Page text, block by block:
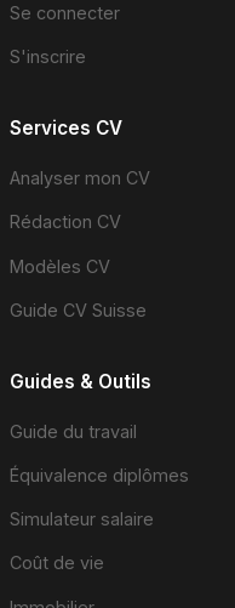
Se connecter
S'inscrire
Services CV
Analyser mon CV
Rédaction CV
Modèles CV
Guide CV Suisse
Guides & Outils
Guide du travail
Équivalence diplômes
Simulateur salaire
Coût de vie